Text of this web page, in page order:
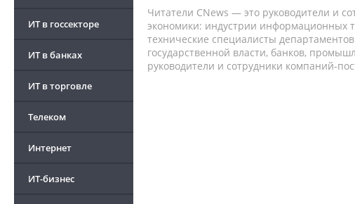
ИТ в госсекторе
ИТ в банках
ИТ в торговле
Телеком
Интернет
ИТ-бизнес
Читатели CNews — это руководители и
экономики: индустрии информационных
технические специалисты
государственной власти, банков,
руководители и сотрудники компаний-